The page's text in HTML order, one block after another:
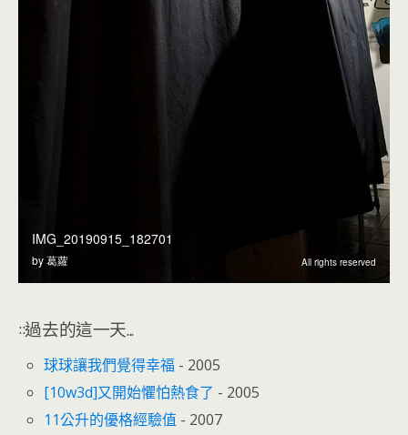
::過去的這一天...
球球讓我們覺得幸福 - 2005
[10w3d]又開始懼怕熱食了 - 2005
11公升的優格經驗值 - 2007